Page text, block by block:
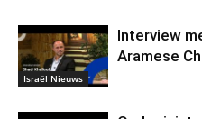
Israël Nieuws
Interview
Aramese